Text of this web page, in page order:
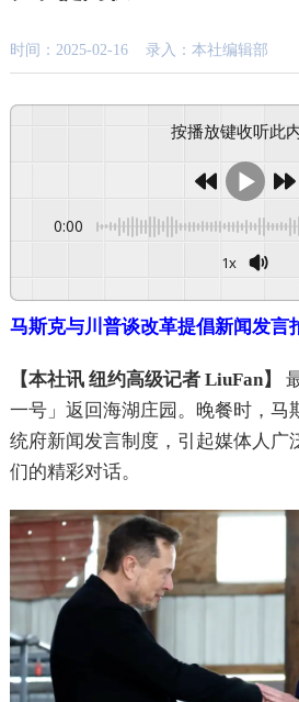
时间：2025-02-16 录入：本社编辑部
按播放键收听此
0:00
1x
马斯克与川普谈改革提倡新闻发言
【本社讯 纽约高级记者 LiuFan】
一号」返回海湖庄园。晚餐时，马
统府新闻发言制度，引起媒体人广
们的精彩对话。